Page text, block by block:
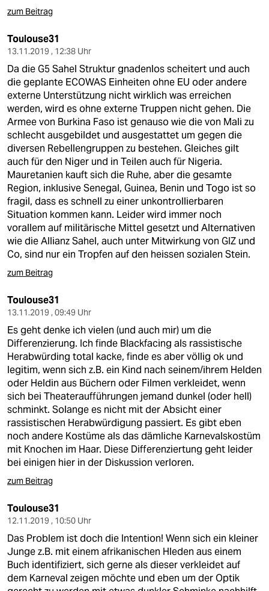
zum Beitrag
Toulouse31
13.11.2019 , 12:38 Uhr
Da die G5 Sahel Struktur gnadenlos scheitert und auch
die geplante ECOWAS Einheiten ohne EU oder andere
externe Unterstützung nicht wirklich was erreichen
werden, wird es ohne externe Truppen nicht gehen. Die
Armee von Burkina Faso ist genauso wie die von Mali zu
schlecht ausgebildet und ausgestattet um gegen die
diversen Rebellengruppen zu bestehen. Gleiches gilt
auch für den Niger und in Teilen auch für Nigeria.
Mauretanien kauft sich die Ruhe, aber die gesamte
Region, inklusive Senegal, Guinea, Benin und Togo ist so
fragil, dass es schnell zu einer unkontrollierbaren
Situation kommen kann. Leider wird immer noch
vorallem auf militärische Mittel gesetzt und Alternativen
wie die Allianz Sahel, auch unter Mitwirkung von GIZ und
Co, sind nur ein Tropfen auf den heissen sozialen Stein.
zum Beitrag
Toulouse31
13.11.2019 , 09:49 Uhr
Es geht denke ich vielen (und auch mir) um die
Differenzierung. Ich finde Blackfacing als rassistische
Herabwürding total kacke, finde es aber völlig ok und
legitim, wenn sich z.B. ein Kind nach seinem/ihrem Helden
oder Heldin aus Büchern oder Filmen verkleidet, wenn
sich bei Theateraufführungen jemand dunkel (oder hell)
schminkt. Solange es nicht mit der Absicht einer
rassistischen Herabwürdigung passiert. Es gibt eben
noch andere Kostüme als das dämliche Karnevalskostüm
mit Knochen im Haar. Diese Differenziertung geht leider
bei einigen hier in der Diskussion verloren.
zum Beitrag
Toulouse31
12.11.2019 , 10:50 Uhr
Das Problem ist doch die Intention! Wenn sich ein kleiner
Junge z.B. mit einem afrikanischen Hleden aus einem
Buch identifiziert, sich gerne als dieser verkleidet auf
dem Karneval zeigen möchte und eben um der Optik